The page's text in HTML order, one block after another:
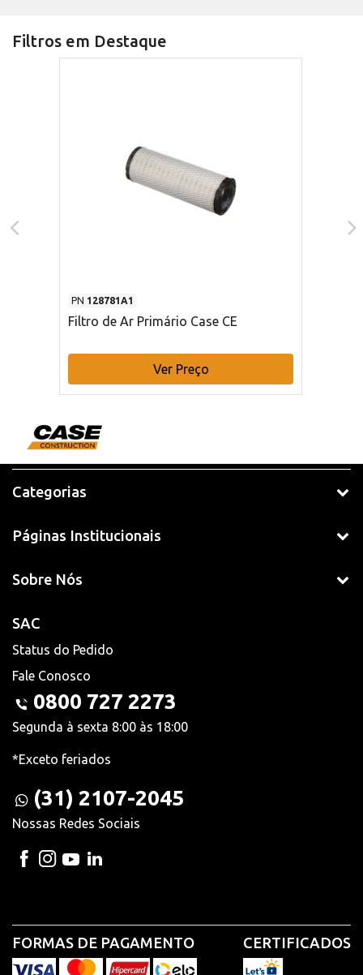
Filtros em Destaque
PN 128781A1
Filtro de Ar Primário Case CE
Ver Preço
Categorias
Páginas Institucionais
Sobre Nós
SAC
Status do Pedido
Fale Conosco
0800 727 2273
Segunda à sexta 8:00 às 18:00
*Exceto feriados
(31) 2107-2045
Nossas Redes Sociais
FORMAS DE PAGAMENTO CERTIFICADOS